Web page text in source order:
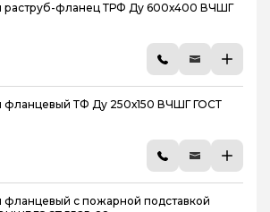
раструб-фланец ТРФ Ду 600х400 ВЧШГ
фланцевый ТФ Ду 250х150 ВЧШГ ГОСТ
фланцевый с пожарной подставкой